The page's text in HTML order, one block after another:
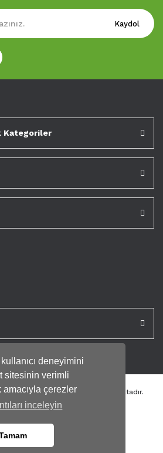
deneyimini
sitesinin verimli
amacıyla çerezler
inceleyin
Kaydol
Kategoriler
SSL Sertifikası ile korunmaktadır.
Saklıdır.